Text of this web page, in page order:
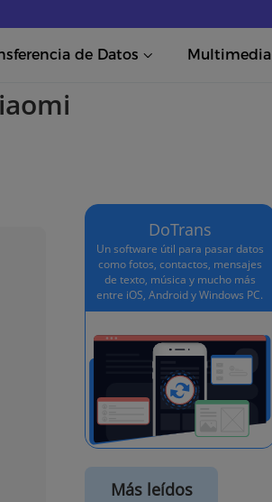
de Datos Multimedia
DoTrans
Un software útil para pasar datos
como fotos, contactos, mensajes
de texto, música y mucho más
entre iOS, Android y Windows PC.
Más leídos